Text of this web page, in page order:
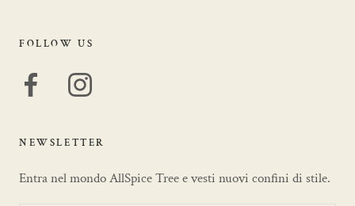
FOLLOW US
NEWSLETTER
Entra nel mondo AllSpice Tree e vesti nuovi confini di stile.